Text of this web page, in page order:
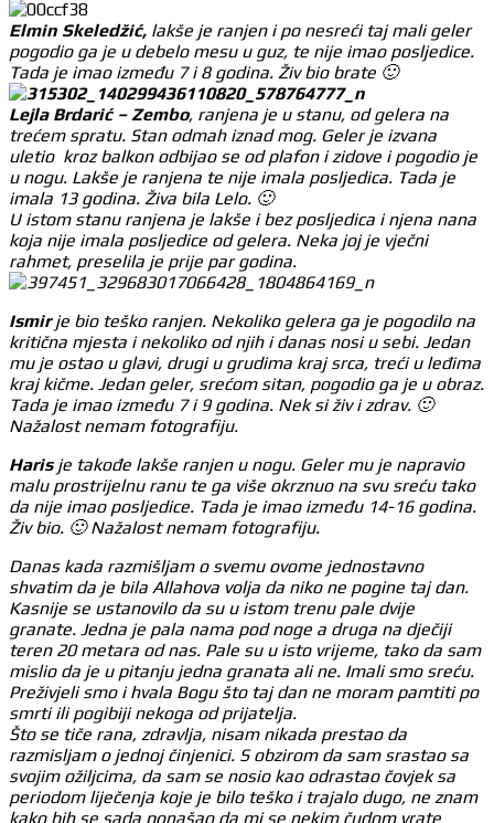
Elmin Skeledžić, lakše je ranjen i po nesreći taj mali geler
pogodio ga je u debelo mesu u guz, te nije imao posljedice.
Tada je imao između 7 i 8 godina. Živ bio brate 🙂
Lejla Brdarić – Zembo, ranjena je u stanu, od gelera na
trećem spratu. Stan odmah iznad mog. Geler je izvana
uletio kroz balkon odbijao se od plafon i zidove i pogodio je
u nogu. Lakše je ranjena te nije imala posljedica. Tada je
imala 13 godina. Živa bila Lelo. 🙂
U istom stanu ranjena je lakše i bez posljedica i njena nana
koja nije imala posljedice od gelera. Neka joj je vječni
rahmet, preselila je prije par godina.
Ismirje bio teško ranjen. Nekoliko gelera ga je pogodilo na
kritična mjesta i nekoliko od njih i danas nosi u sebi. Jedan
mu je ostao u glavi, drugi u grudima kraj srca, treći u leđima
kraj kičme. Jedan geler, srećom sitan, pogodio ga je u obraz.
Tada je imao između 7 i 9 godina. Nek si živ i zdrav. 🙂
Nažalost nemam fotografiju.
Harisje takođe lakše ranjen u nogu. Geler mu je napravio
malu prostrijelnu ranu te ga više okrznuo na svu sreću tako
da nije imao posljedice. Tada je imao između 14-16 godina.
Živ bio. 🙂 Nažalost nemam fotografiju.
Danas kada razmišljam o svemu ovome jednostavno
shvatim da je bila Allahova volja da niko ne pogine taj dan.
Kasnije se ustanovilo da su u istom trenu pale dvije
granate. Jedna je pala nama pod noge a druga na dječiji
teren 20 metara od nas. Pale su u isto vrijeme, tako da sam
mislio da je u pitanju jedna granata ali ne. Imali smo sreću.
Preživjeli smo i hvala Bogu što taj dan ne moram pamtiti po
smrti ili pogibiji nekoga od prijatelja.
Što se tiče rana, zdravlja, nisam nikada prestao da
razmisljam o jednoj činjenici. S obzirom da sam srastao sa
svojim ožiljcima, da sam se nosio kao odrastao čovjek sa
periodom liječenja koje je bilo teško i trajalo dugo, ne znam
kako bih se sada ponašao da mi se nekim čudom vrate